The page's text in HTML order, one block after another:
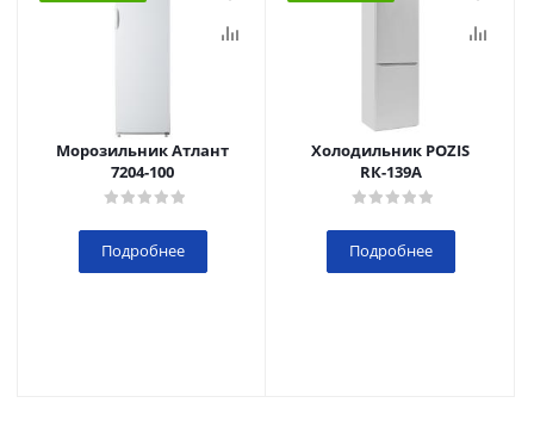
Морозильник Атлант
7204-100
Подробнее
Холодильник POZIS
RК-139А
Подробнее